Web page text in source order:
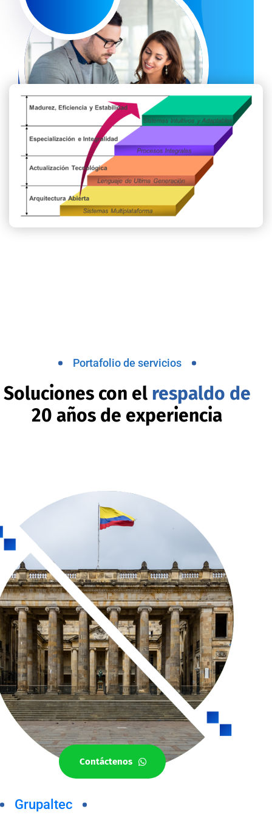
Somos grandes profesionales IT
Portafolio de servicios
Soluciones con el respaldo de
20 años de experiencia
Contáctenos
Grupaltec